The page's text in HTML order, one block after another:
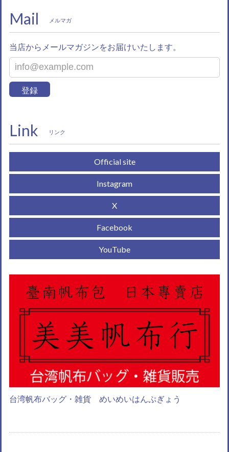
Mail メルマガ
当店からメールマガジンをお届けいたします。
登録
Link リンク
Official site
Instagram
X
Facebook
YouTube
台湾帆布バッグ・雑貨 めいめいはんぷぎょう